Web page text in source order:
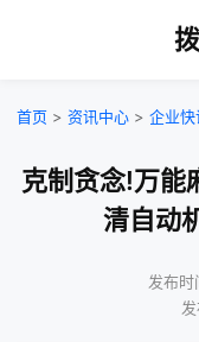
首页 > 资讯中心 > 企业快
克制贪念!万能
清自动
发布